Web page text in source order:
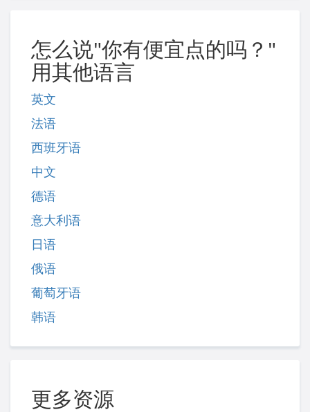
怎么说"你有便宜点的吗？"
用其他语言
英文
法语
西班牙语
中文
德语
意大利语
日语
俄语
葡萄牙语
韩语
更多资源